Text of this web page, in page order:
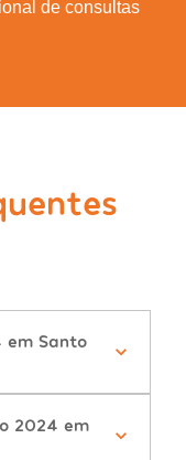
de consultas
em Santo
2024 em